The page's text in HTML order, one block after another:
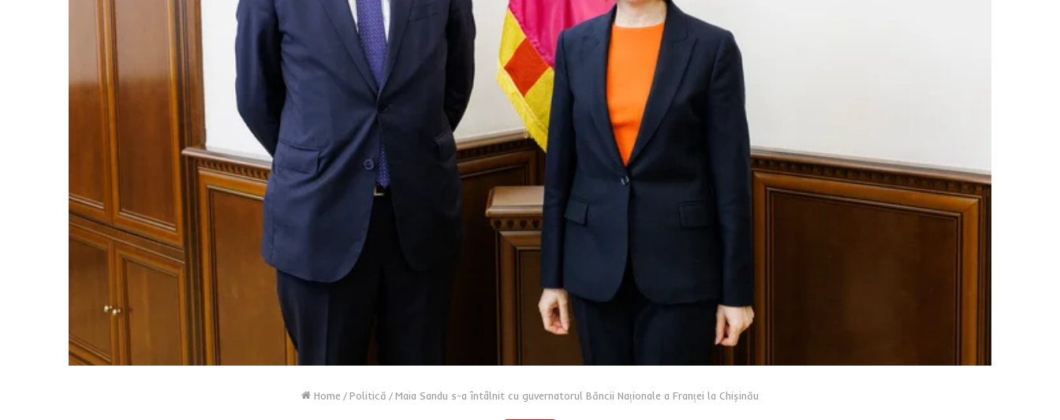
Home /Politică /Maia Sandu s-a întâlnit cu guvernatorul Băncii Naționale a Franței la Chișinău